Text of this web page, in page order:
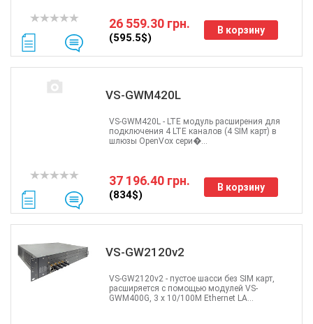
26 559.30 грн.
(595.5$)
В корзину
VS-GWM420L
37 196.40 грн.
(834$)
В корзину
VS-GWM420L - LTE модуль расширения для
подключения 4 LTE каналов (4 SIM карт) в
шлюзы OpenVox сери�...
VS-GW2120v2
VS-GW2120v2 - пустое шасси без SIM карт,
расширяется с помощью модулей VS-
GWM400G, 3 x 10/100M Ethernet LA...